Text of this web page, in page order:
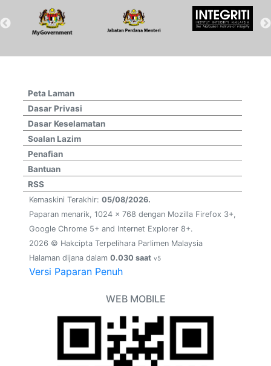
Peta Laman
Dasar Privasi
Dasar Keselamatan
Soalan Lazim
Penafian
Bantuan
RSS
Kemaskini Terakhir: 05/08/2026.
Paparan menarik, 1024 x 768 dengan Mozilla Firefox 3+,
Google Chrome 5+ and Internet Explorer 8+.
2026 © Hakcipta Terpelihara Parlimen Malaysia
Halaman dijana dalam 0.030 saat v5
Versi Paparan Penuh
WEB MOBILE